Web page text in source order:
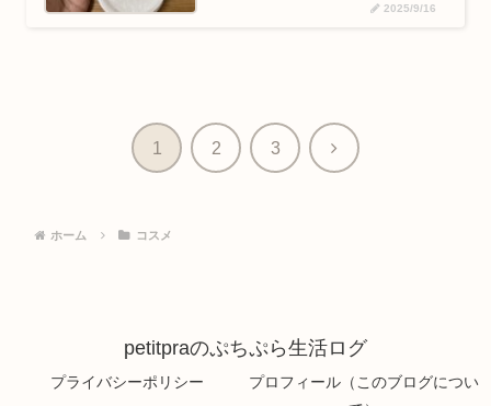
2025/9/16
1 2 3 次
ホーム コスメ
petitpraのぷちぷら生活ログ
プライバシーポリシー
プロフィール（このブログについ